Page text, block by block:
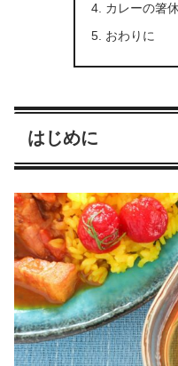
カレーの箸
おわりに
はじめに